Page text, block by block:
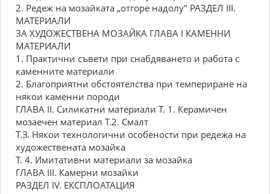
2. Редеж на мозайката „отгоре надолу" РАЗДЕЛ III.
МАТЕРИАЛИ
ЗА ХУДОЖЕСТВЕНА МОЗАЙКА ГЛАВА I КАМЕННИ
МАТЕРИАЛИ
1. Практични съвети при снабдяването и работа с
каменните материали
2. Благоприятни обстоятелства при темпериране на
някои каменни породи
ГЛАВА II. Силикатни материали Т. 1. Керамичен
мозаечен материал Т.2. Смалт
Т.З. Някои технологични особености при редежа на
художествената мозайка
Т. 4. Имитативни материали за мозайка
ГЛАВА III. Камерни мозайки
РАЗДЕЛ IV. ЕКСПЛОАТАЦИЯ